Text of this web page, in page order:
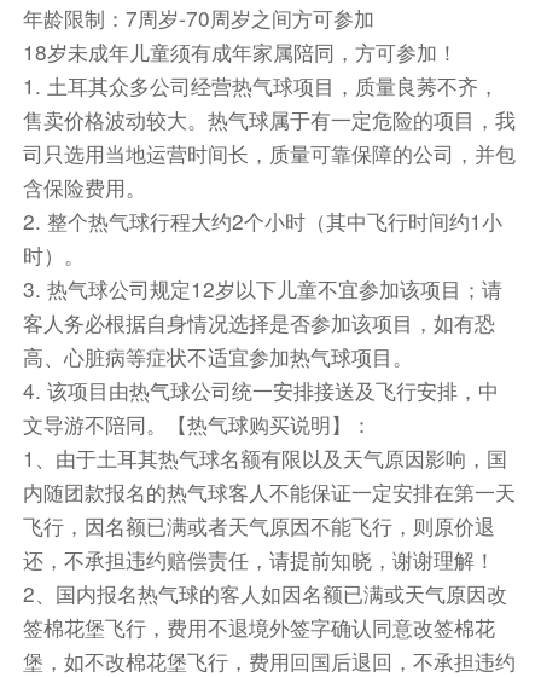
酒店早餐后，前往参观土耳其著名温泉度假区 -
【棉花堡】（游览约60分钟）。1988年被列入世
界文化与自然混合遗产。棉花堡的地下温泉水不断
从地底涌出,含有丰富矿物质如石灰等，经过长年
累月，石灰质聚结而形成棉花状之岩石，层层叠
叠，构成自然壮观的岩石群和水池，之后游览
【HIEROPOLIS希拉波利斯古城】（约60分
钟），希拉波利斯位于棉花堡之上，建于公元前
190年，因当地有丰富的温泉资源，古代罗马、希
腊的贵族将这里当做疗养胜地。这里有古代公墓、
大浴室、圆形剧场、阿波罗神庙遗址、希拉波利斯
博物馆和古温泉等景点依次由北至南散落其间。
午餐享用当地烤肉餐，后乘车前往库萨达斯（正常
行车约3个小时）。
抵达后入住酒店，晚餐在酒店内享用
特别说明：库萨达斯五星酒店较少，如库萨达斯酒
店满房，则前往伊兹密尔入住酒店
早餐：酒店早餐 中餐：当地烤肉餐 晚餐： 酒店晚
餐 住宿：五星级酒店
交通：旅游巴士 航班号： 机型： 飞行时间：
年龄限制：7周岁-70周岁之间方可参加
18岁未成年儿童须有成年家属陪同，方可参加！
1. 土耳其众多公司经营热气球项目，质量良莠不齐，
售卖价格波动较大。热气球属于有一定危险的项目，我
司只选用当地运营时间长，质量可靠保障的公司，并包
含保险费用。
2. 整个热气球行程大约2个小时（其中飞行时间约1小
时）。
3. 热气球公司规定12岁以下儿童不宜参加该项目；请
客人务必根据自身情况选择是否参加该项目，如有恐
高、心脏病等症状不适宜参加热气球项目。
4. 该项目由热气球公司统一安排接送及飞行安排，中
文导游不陪同。【热气球购买说明】：
1、由于土耳其热气球名额有限以及天气原因影响，国
内随团款报名的热气球客人不能保证一定安排在第一天
飞行，因名额已满或者天气原因不能飞行，则原价退
还，不承担违约赔偿责任，请提前知晓，谢谢理解！
2、国内报名热气球的客人如因名额已满或天气原因改
签棉花堡飞行，费用不退境外签字确认同意改签棉花
堡，如不改棉花堡飞行，费用回国后退回，不承担违约